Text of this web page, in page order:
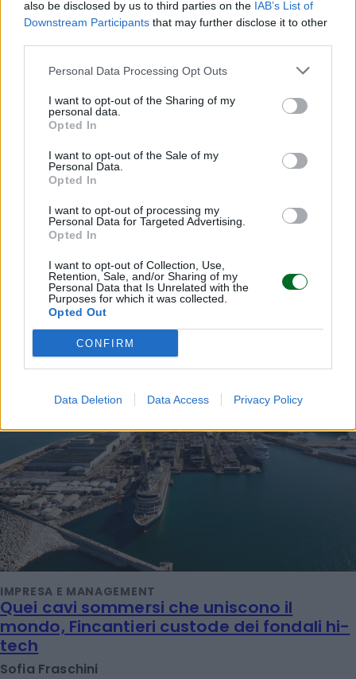
also be disclosed by us to third parties on the IAB’s List of
Downstream Participants that may further disclose it to other
Personal Data Processing Opt Outs
I want to opt-out of the Sharing of my
personal data.
Opted In
I want to opt-out of the Sale of my
Personal Data.
Opted In
I want to opt-out of processing my
Personal Data for Targeted Advertising.
Opted In
I want to opt-out of Collection, Use,
Retention, Sale, and/or Sharing of my
Personal Data that Is Unrelated with the
Purposes for which it was collected.
Opted Out
CONFIRM
Data Deletion Data Access Privacy Policy
LEGGI ANCHE
IMPRESA E MANAGEMENT
Quei cavi sommersi che uniscono il
mondo, Fincantieri custode dei fondali hi-
tech
Sofia Fraschini